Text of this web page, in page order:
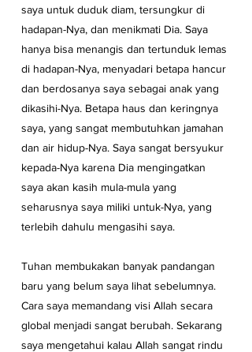
saya untuk duduk diam, tersungkur di
hadapan-Nya, dan menikmati Dia. Saya
hanya bisa menangis dan tertunduk lemas
di hadapan-Nya, menyadari betapa hancur
dan berdosanya saya sebagai anak yang
dikasihi-Nya. Betapa haus dan keringnya
saya, yang sangat membutuhkan jamahan
dan air hidup-Nya. Saya sangat bersyukur
kepada-Nya karena Dia mengingatkan
saya akan kasih mula-mula yang
seharusnya saya miliki untuk-Nya, yang
terlebih dahulu mengasihi saya.
Tuhan membukakan banyak pandangan
baru yang belum saya lihat sebelumnya.
Cara saya memandang visi Allah secara
global menjadi sangat berubah. Sekarang
saya mengetahui kalau Allah sangat rindu